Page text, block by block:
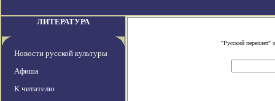
ЛИТЕРАТУРА
Новости русской культуры
Афиша
К читателю
"Русский